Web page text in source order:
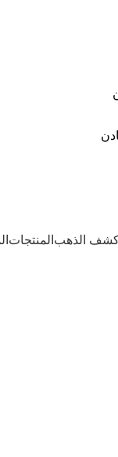
المجموعة
كشف الذهب المنتجات